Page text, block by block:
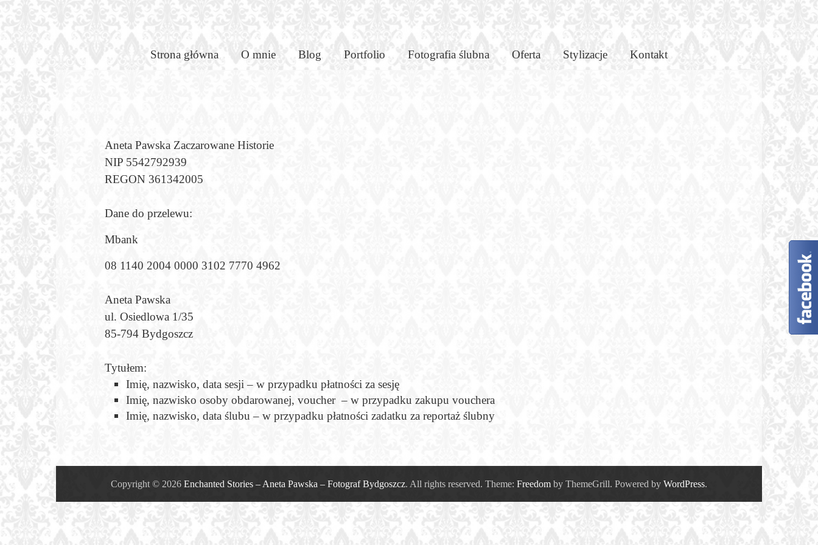
Enchanted
–
Aneta
Pawska
–
Fotograf
Bydgoszcz
Zaczarowane
sesje
zdjęciowe
i
Torunia.
Strona główna O mnie Blog Portfolio Fotografia ślubna Oferta Stylizacje Kontakt
Aneta Pawska Zaczarowane Historie
NIP 5542792939
REGON 361342005
Dane do przelewu:
Mbank
08 1140 2004 0000 3102 7770 4962
Aneta Pawska
ul. Osiedlowa 1/35
85-794 Bydgoszcz
Tytułem:
Imię, nazwisko, data sesji – w przypadku płatności za sesję
Imię, nazwisko osoby obdarowanej, voucher – w przypadku zakupu vouchera
Imię, nazwisko, data ślubu – w przypadku płatności zadatku za reportaż ślubny
Copyright © 2026 Enchanted Stories – Aneta Pawska – Fotograf Bydgoszcz. All rights reserved. Theme: Freedom by ThemeGrill. Powered by WordPress.